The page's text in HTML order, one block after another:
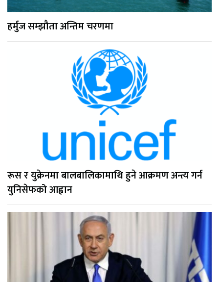
हर्मुज सम्झौता अन्तिम चरणमा
रूस र युक्रेनमा बालबालिकामाथि हुने आक्रमण अन्त्य गर्न
युनिसेफको आह्वान